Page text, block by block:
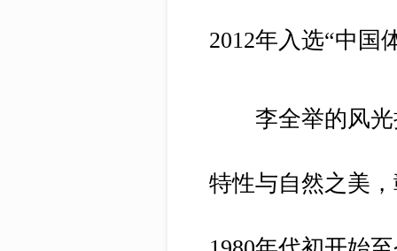
2012年入选“中国
李全举的风光
特性与自然之美